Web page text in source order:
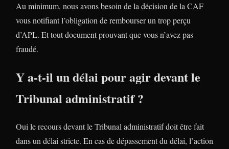
Au minimum, nous avons besoin de la décision de la CAF
vous notifiant l’obligation de rembourser un trop perçu
d’APL. Et tout document prouvant que vous n’avez pas
fraudé.
Y a-t-il un délai pour agir devant le
Tribunal administratif ?
Oui le recours devant le Tribunal administratif doit être fait
dans un délai stricte. En cas de dépassement du délai, l’action